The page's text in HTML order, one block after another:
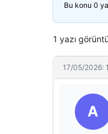
Bu konu 0
1 yazı
17/05/2026:
A